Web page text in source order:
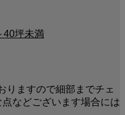
40坪未満
りますので細部までチェ
などございます場合には